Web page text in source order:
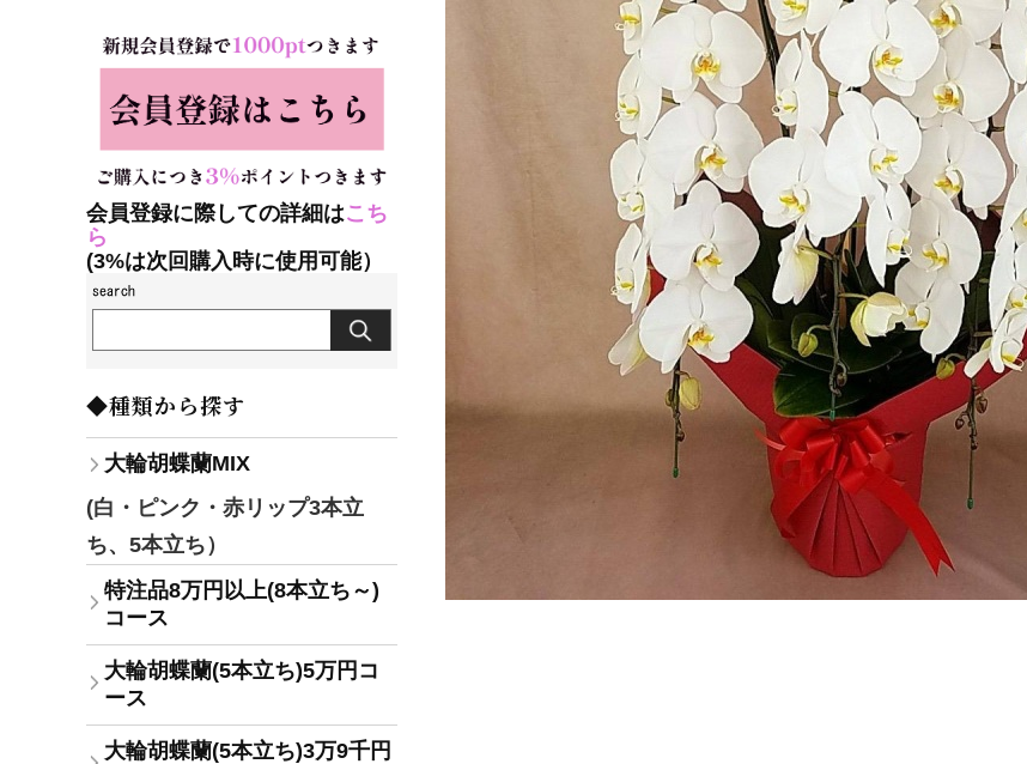
会員登録に際しての詳細はこち
ら
(3%は次回購入時に使用可能）
◆種類から探す
大輪胡蝶蘭MIX
(白・ピンク・赤リップ3本立
ち、5本立ち）
特注品8万円以上(8本立ち～)
コース
大輪胡蝶蘭(5本立ち)5万円コ
ース
大輪胡蝶蘭(5本立ち)3万9千円